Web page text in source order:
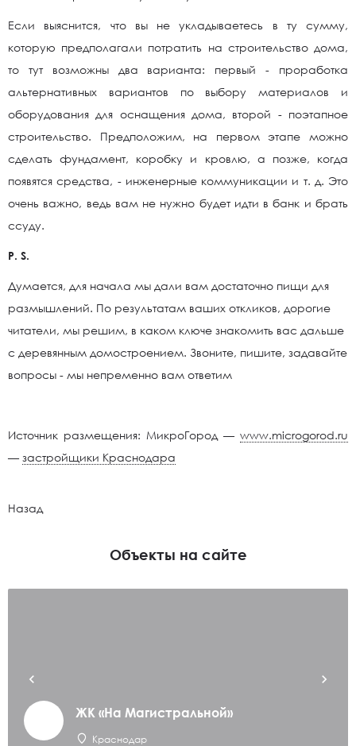
Если выяснится, что вы не укладываетесь в ту сумму,
которую предполагали потратить на строительство дома,
то тут возможны два варианта: первый - проработка
альтернативных вариантов по выбору материалов и
оборудования для оснащения дома, второй - поэтапное
строительство. Предположим, на первом этапе можно
сделать фундамент, коробку и кровлю, а позже, когда
появятся средства, - инженерные коммуникации и т. д. Это
очень важно, ведь вам не нужно будет идти в банк и брать
ссуду.
P. S.
Думается, для начала мы дали вам достаточно пищи для
размышлений. По результатам ваших откликов, дорогие
читатели, мы решим, в каком ключе знакомить вас дальше
с деревянным домостроением. Звоните, пишите, задавайте
вопросы - мы непременно вам ответим
Источник размещения: МикроГород — www.microgorod.ru
— застройщики Краснодара
Назад
Объекты на сайте
ЖК «На Магистральной»
Краснодар